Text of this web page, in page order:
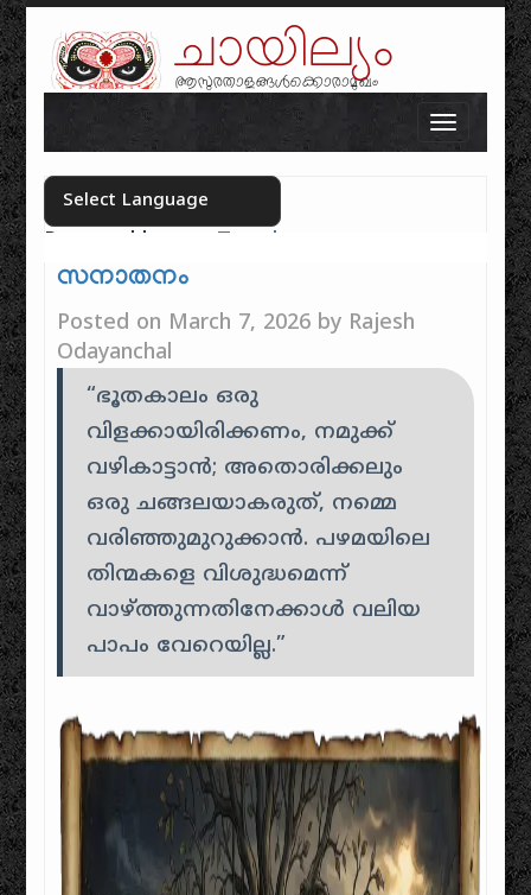
ചായില്യം
ആസുരതാളങ്ങൾക്കൊരാമുഖം
Skip to content
Toggle
Powered by Translate
സനാതനം
Posted on March 7, 2026 by Rajesh
Odayanchal
“ഭൂതകാലം ഒരു
വിളക്കായിരിക്കണം, നമുക്ക്
വഴികാട്ടാൻ; അതൊരിക്കലും
ഒരു ചങ്ങലയാകരുത്, നമ്മെ
വരിഞ്ഞുമുറുക്കാൻ. പഴമയിലെ
തിന്മകളെ വിശുദ്ധമെന്ന്
വാഴ്ത്തുന്നതിനേക്കാൾ വലിയ
പാപം വേറെയില്ല.”